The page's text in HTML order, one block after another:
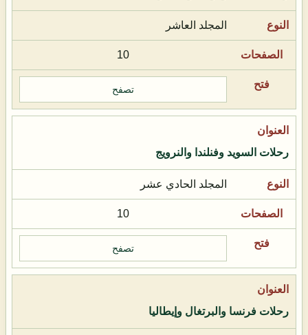
المجلد العاشر
10
تصفح
رحلات السويد وفنلندا والنرويج
المجلد الحادي عشر
10
تصفح
رحلات فرنسا والبرتغال وإيطاليا